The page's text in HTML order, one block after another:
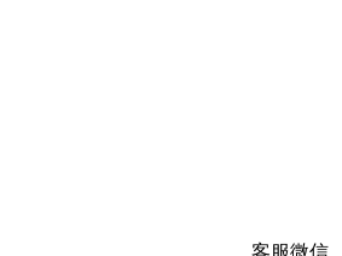
客服微信